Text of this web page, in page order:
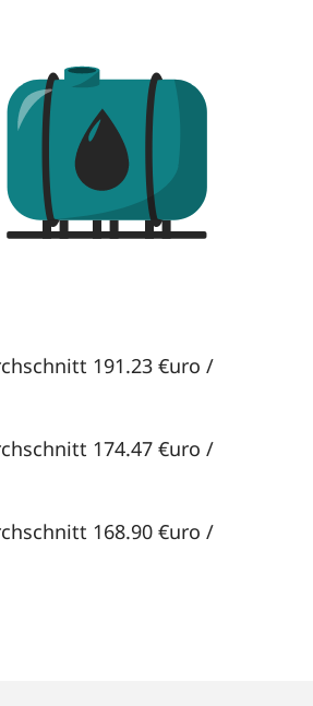
191.23 €uro /
174.47 €uro /
168.90 €uro /